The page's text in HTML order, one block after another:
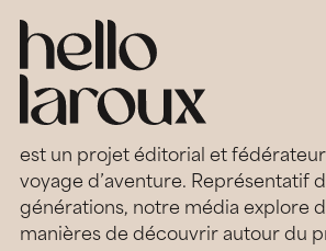
est un projet éditorial et
voyage d’aventure. Représentatif
générations, notre média explore
manières de découvrir autour du